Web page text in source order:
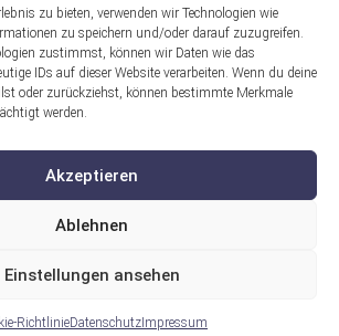
zu bieten, verwenden wir Technologien wie
zu speichern und/oder darauf zuzugreifen.
zustimmst, können wir Daten wie das
IDs auf dieser Website verarbeiten. Wenn du deine
oder zurückziehst, können bestimmte Merkmale
werden.
Akzeptieren
Ablehnen
Einstellungen ansehen
RichtlinieDatenschutz Impressum
Seelische Gesundheit